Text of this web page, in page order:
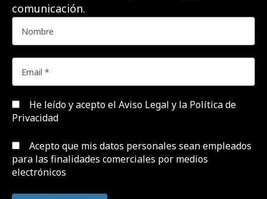
comunicación.
He leído y acepto el Aviso Legal y la Política de
Privacidad
Acepto que mis datos personales sean empleados
para las finalidades comerciales por medios
electrónicos